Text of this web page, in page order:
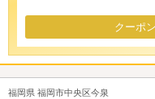
クーポ
福岡県 福岡市中央区今泉